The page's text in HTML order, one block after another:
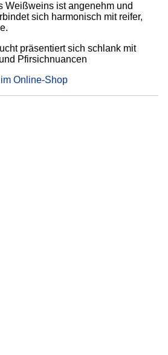
Weißweins ist angenehm und
sich harmonisch mit reifer,
präsentiert sich schlank mit
Pfirsichnuancen
Online-Shop